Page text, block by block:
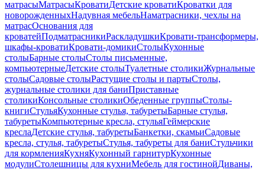
матрасыМатрасыКроватиДетские кроватиКроватки для
новорожденныхНадувная мебельНаматрасники, чехлы на
матрасОснования для
кроватейПодматрасникиРаскладушкиКровати-трансформеры,
шкафы-кроватиКровати-домикиСтолыКухонные
столыБарные столыСтолы письменные,
компьютерныеДетские столыТуалетные столикиЖурнальные
столыСадовые столыРастущие столы и партыСтолы,
журнальные столики для баниПриставные
столикиКонсольные столикиОбеденные группыСтолы-
книгиСтульяКухонные стулья, табуретыБарные стулья,
табуретыКомпьютерные кресла, стульяГеймерские
креслаДетские стулья, табуретыБанкетки, скамьиСадовые
кресла, стулья, табуретыСтулья, табуреты для баниСтульчики
для кормленияКухняКухонный гарнитурКухонные
модулиСтолешницы для кухниМебель для гостинойДиваны,